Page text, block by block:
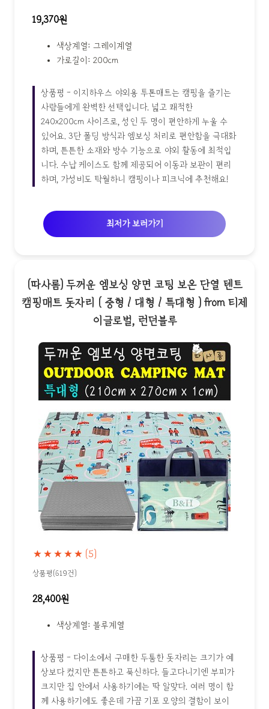
19,370원
색상계열: 그레이계열
가로길이: 200cm
상품평 - 이지하우스 야외용 투톤매트는 캠핑을 즐기는
사람들에게 완벽한 선택입니다. 넓고 쾌적한
240x200cm 사이즈로, 성인 두 명이 편안하게 누울 수
있어요. 3단 폴딩 방식과 엠보싱 처리로 편안함을 극대화
하며, 튼튼한 소재와 방수 기능으로 야외 활동에 최적입
니다. 수납 케이스도 함께 제공되어 이동과 보관이 편리
하며, 가성비도 탁월하니 캠핑이나 피크닉에 추천해요!
최저가 보러가기
(따사롬) 두꺼운 엠보싱 양면 코팅 보온 단열 텐트
캠핑매트 돗자리 ( 중형 / 대형 / 특대형 ) from 티제
이글로벌, 런던블루
★★★★★ (5)
상품평(619건)
28,400원
색상계열: 블루계열
상품평 - 다이소에서 구매한 두툼한 돗자리는 크기가 예
상보다 컸지만 튼튼하고 푹신하다. 들고다니기엔 부피가
크지만 집 안에서 사용하기에는 딱 알맞다. 여러 명이 함
께 사용하기에도 좋은데 가끔 기포 모양의 결함이 보이